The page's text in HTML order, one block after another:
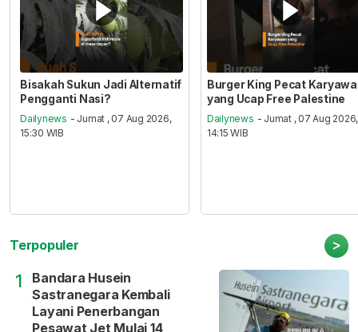
Bisakah Sukun Jadi Alternatif
Pengganti Nasi?
Dailynews - Jumat , 07 Aug 2026,
15:30 WIB
Burger King Pecat
yang Ucap Free Palestine
Dailynews - Jumat , 07 Aug 2026,
14:15 WIB
Terpopuler >
1
Bandara Husein
Sastranegara Kembali
Layani Penerbangan
Pesawat Jet Mulai 14